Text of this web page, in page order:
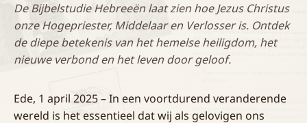
De Bijbelstudie Hebreeën laat zien hoe Jezus Christus
onze Hogepriester, Middelaar en Verlosser is. Ontdek
de diepe betekenis van het hemelse heiligdom, het
nieuwe verbond en het leven door geloof.
Ede, 1 april 2025 – In een voortdurend veranderende
wereld is het essentieel dat wij als gelovigen ons